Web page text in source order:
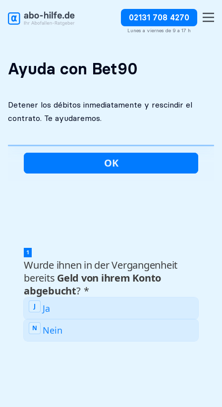
02131 708 4270
Lunes a viernes de 9 a 17 h
Análisis inicial
Absolutamente
Detener los débitos
inmediatamente
Ayuda con Bet90
Detener los débitos inmediatamente y rescindir el
contrato. Te ayudaremos.